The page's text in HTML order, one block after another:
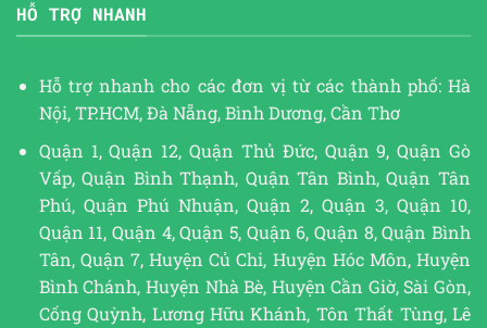
HỖ TRỢ NHANH
Hỗ trợ nhanh cho các đơn vị từ các thành phố: Hà
Nội, TP.HCM, Đà Nẵng, Bình Dương, Cần Thơ
Quận 1, Quận 12, Quận Thủ Đức, Quận 9, Quận Gò
Vấp, Quận Bình Thạnh, Quận Tân Bình, Quận Tân
Phú, Quận Phú Nhuận, Quận 2, Quận 3, Quận 10,
Quận 11, Quận 4, Quận 5, Quận 6, Quận 8, Quận Bình
Tân, Quận 7, Huyện Củ Chi, Huyện Hóc Môn, Huyện
Bình Chánh, Huyện Nhà Bè, Huyện Cần Giờ, Sài Gòn,
Cống Quỳnh, Lương Hữu Khánh, Tôn Thất Tùng, Lê